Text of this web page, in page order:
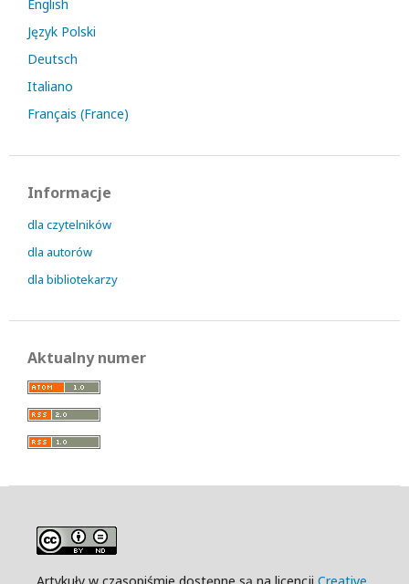
English
Język Polski
Deutsch
Italiano
Français (France)
Informacje
dla czytelników
dla autorów
dla bibliotekarzy
Aktualny numer